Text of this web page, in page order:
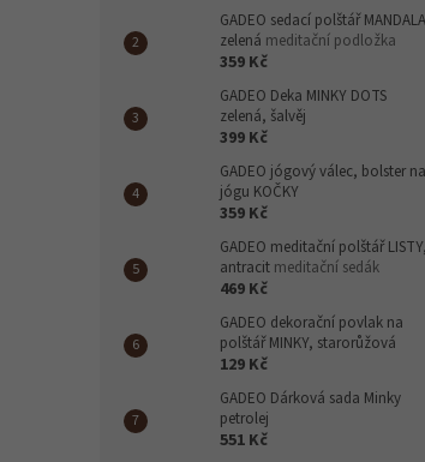
GADEO sedací polštář MANDALA
zelená meditační podložka
359 Kč
GADEO Deka MINKY DOTS
zelená, šalvěj
399 Kč
GADEO jógový válec, bolster na
jógu KOČKY
359 Kč
GADEO meditační polštář LISTY,
antracit meditační sedák
469 Kč
GADEO dekorační povlak na
polštář MINKY, starorůžová
129 Kč
GADEO Dárková sada Minky
petrolej
551 Kč